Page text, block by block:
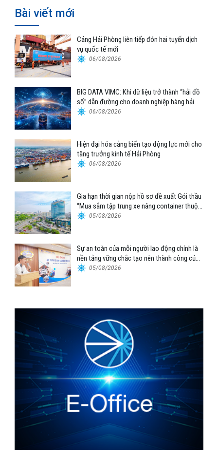
viết
Bài viết mới
Cảng Hải Phòng liên tiếp đón hai tuyến dịch
vụ quốc tế mới
06/08/2026
BIG DATA VIMC: Khi dữ liệu trở thành “hải đồ
số” dẫn đường cho doanh nghiệp hàng hải
06/08/2026
Hiện đại hóa cảng biển tạo động lực mới cho
tăng trưởng kinh tế Hải Phòng
06/08/2026
Gia hạn thời gian nộp hồ sơ đề xuất Gói thầu
“Mua sắm tập trung xe nâng container thuộc
Tổng công ty Hàng hải Việt Nam – CTCP”
05/08/2026
Sự an toàn của mỗi người lao động chính là
nền tảng vững chắc tạo nên thành công của
Cảng Đà Nẵng
05/08/2026